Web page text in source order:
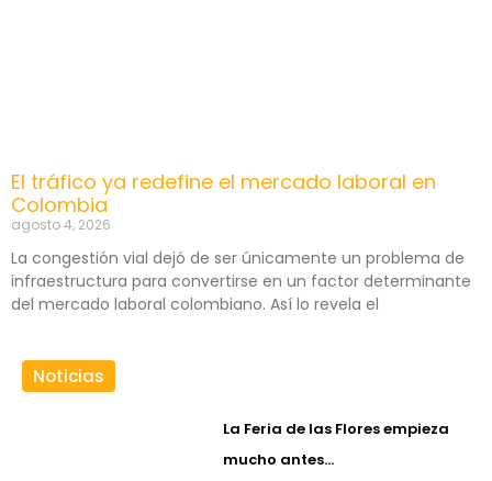
El tráfico ya redefine el mercado laboral en
Colombia
agosto 4, 2026
La congestión vial dejó de ser únicamente un problema de
infraestructura para convertirse en un factor determinante
del mercado laboral colombiano. Así lo revela el
Noticias
La Feria de las Flores empieza
mucho antes…